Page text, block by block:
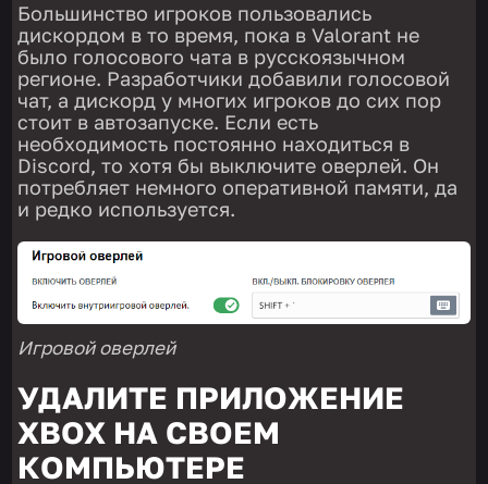
Большинство игроков пользовались
дискордом в то время, пока в Valorant не
было голосового чата в русскоязычном
регионе. Разработчики добавили голосовой
чат, а дискорд у многих игроков до сих пор
стоит в автозапуске. Если есть
необходимость постоянно находиться в
Discord, то хотя бы выключите оверлей. Он
потребляет немного оперативной памяти, да
и редко используется.
Игровой оверлей
УДАЛИТЕ ПРИЛОЖЕНИЕ
XBOX НА СВОЕМ
КОМПЬЮТЕРЕ